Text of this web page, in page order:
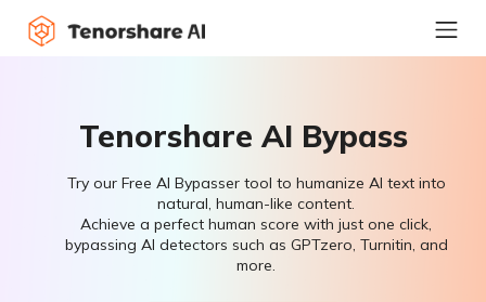
Tenorshare AI Bypass
Try our Free AI Bypasser tool to humanize AI text into
natural, human-like content.
Achieve a perfect human score with just one click,
bypassing AI detectors such as GPTzero, Turnitin, and
more.